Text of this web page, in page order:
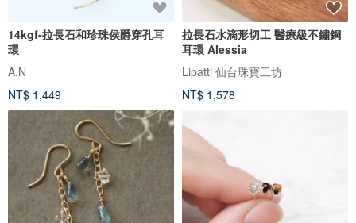
14kgf-拉長石和珍珠侯爵穿孔耳
環
A.N
NT$ 1,449
拉長石水滴形切工 醫療級不鏽鋼
耳環 Alessia
Lipatti 仙台珠寶工坊
NT$ 1,578